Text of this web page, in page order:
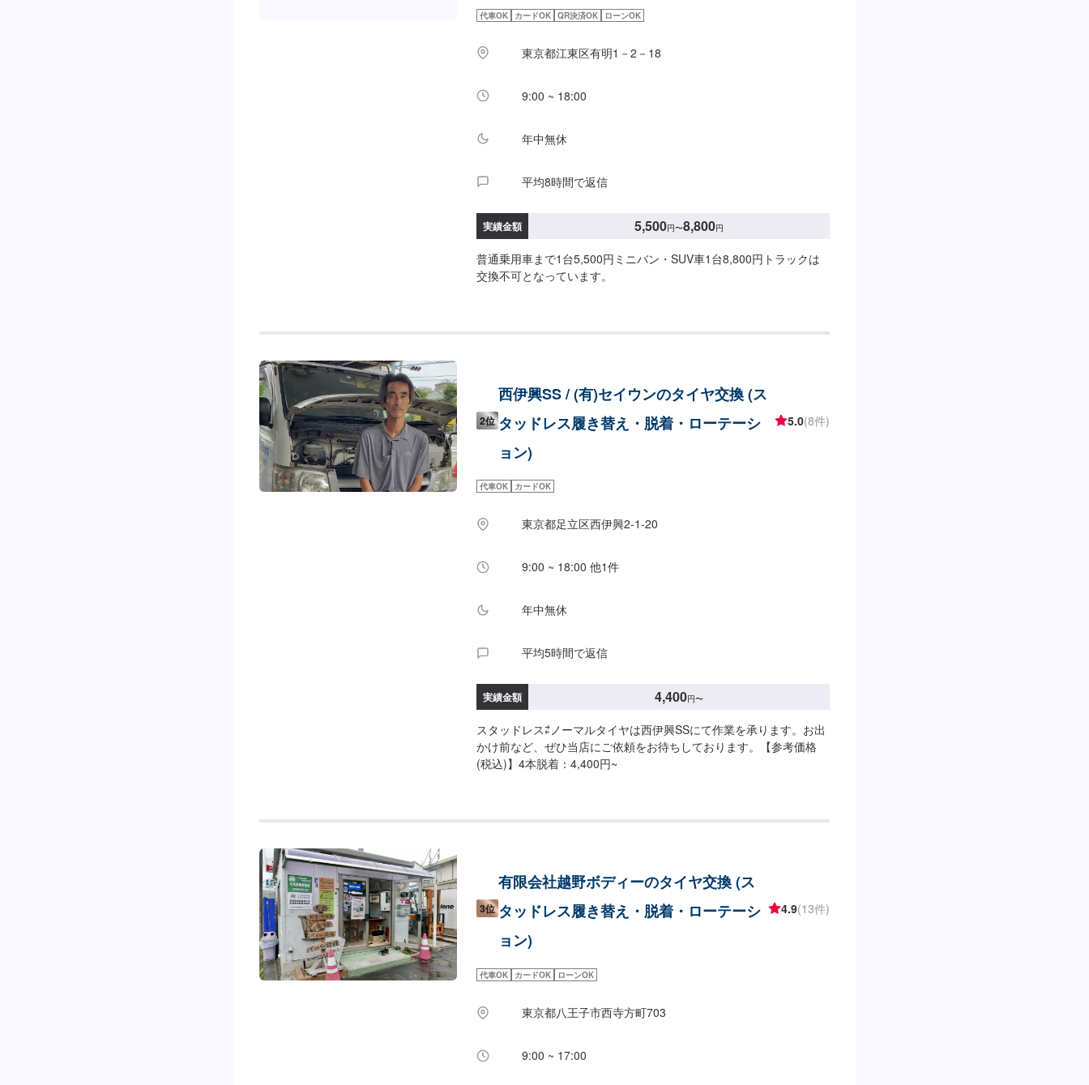
代車OK カードOK QR決済OK ローンOK
東京都江東区有明1－2－18
9:00 ~ 18:00
年中無休
平均8時間で返信
実績金額 5,500円〜8,800円
普通乗用車まで1台5,500円ミニバン・SUV車1台8,800円トラックは
交換不可となっています。
2位
西伊興SS / (有)セイウンのタイヤ交換 (ス
タッドレス履き替え・脱着・ローテーシ
ョン)
5.0(8件)
代車OK カードOK
東京都足立区西伊興2-1-20
9:00 ~ 18:00 他1件
年中無休
平均5時間で返信
実績金額 4,400円〜
スタッドレス⇄ノーマルタイヤは西伊興SSにて作業を承ります。お出
かけ前など、ぜひ当店にご依頼をお待ちしております。【参考価格
(税込)】4本脱着：4,400円~
3位
有限会社越野ボディーのタイヤ交換 (ス
タッドレス履き替え・脱着・ローテーシ
ョン)
4.9(13件)
代車OK カードOK ローンOK
東京都八王子市西寺方町703
9:00 ~ 17:00